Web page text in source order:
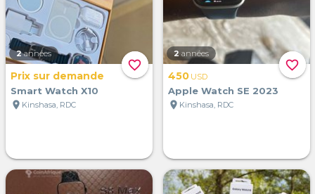
favorite_border
2 années
Prix sur demande
Smart Watch X10
location_on Kinshasa, RDC
favorite_border
2 années
450 USD
Apple Watch SE 2023
location_on Kinshasa, RDC